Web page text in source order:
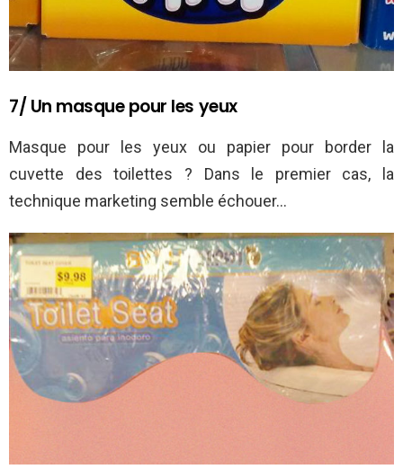
7/ Un masque pour les yeux
Masque pour les yeux ou papier pour border la
cuvette des toilettes ? Dans le premier cas, la
technique marketing semble échouer…